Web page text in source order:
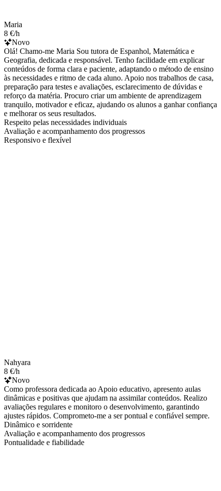
Maria
8 €/h
Novo
Olá! Chamo-me Maria Sou tutora de Espanhol, Matemática e
Geografia, dedicada e responsável. Tenho facilidade em explicar
conteúdos de forma clara e paciente, adaptando o método de ensino
às necessidades e ritmo de cada aluno. Apoio nos trabalhos de casa,
preparação para testes e avaliações, esclarecimento de dúvidas e
reforço da matéria. Procuro criar um ambiente de aprendizagem
tranquilo, motivador e eficaz, ajudando os alunos a ganhar confiança
e melhorar os seus resultados.
Respeito pelas necessidades individuais
Avaliação e acompanhamento dos progressos
Responsivo e flexível
Nahyara
8 €/h
Novo
Como professora dedicada ao Apoio educativo, apresento aulas
dinâmicas e positivas que ajudam na assimilar conteúdos. Realizo
avaliações regulares e monitoro o desenvolvimento, garantindo
ajustes rápidos. Comprometo-me a ser pontual e confiável sempre.
Dinâmico e sorridente
Avaliação e acompanhamento dos progressos
Pontualidade e fiabilidade